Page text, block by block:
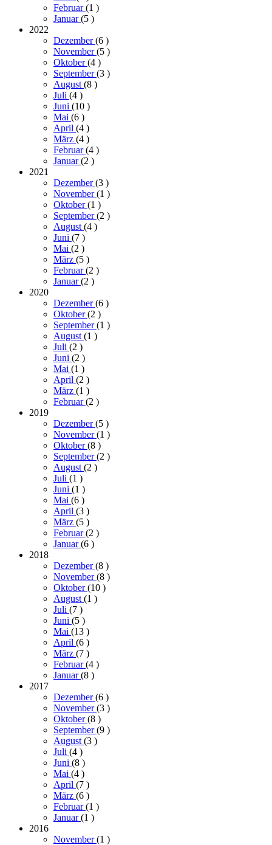
Februar(1 )
Januar(5 )
2022
Dezember(6 )
November(5 )
Oktober(4 )
September(3 )
August (8 )
Juli (4 )
Juni (10 )
Mai (6 )
April (4 )
März (4 )
Februar(4 )
Januar(2 )
2021
Dezember(3 )
November(1 )
Oktober(1 )
September(2 )
August (4 )
Juni (7 )
Mai (2 )
März (5 )
Februar(2 )
Januar(2 )
2020
Dezember(6 )
Oktober(2 )
September(1 )
August (1 )
Juli (2 )
Juni (2 )
Mai (1 )
April (2 )
März (1 )
Februar(2 )
2019
Dezember(5 )
November(1 )
Oktober(8 )
September(2 )
August (2 )
Juli (1 )
Juni (1 )
Mai (6 )
April (3 )
März (5 )
Februar(2 )
Januar(6 )
2018
Dezember(8 )
November(8 )
Oktober(10 )
August (1 )
Juli (7 )
Juni (5 )
Mai (13 )
April (6 )
März (7 )
Februar(4 )
Januar(8 )
2017
Dezember(6 )
November(3 )
Oktober(8 )
September(9 )
August (3 )
Juli (4 )
Juni (8 )
Mai (4 )
April (7 )
März (6 )
Februar(1 )
Januar(1 )
2016
November(1 )